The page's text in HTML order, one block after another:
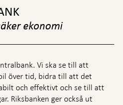
ekonomi
Vi ska se till att
över tid, bidra till att det
och effektivt och se till att
Riksbanken ger också ut